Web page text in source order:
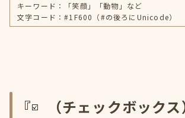
キーワード：「笑顔」「動物」など
文字コード：#1F600（#の後ろにUnicode）
『
（チェックボック